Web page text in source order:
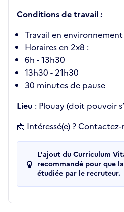
Conditions de travail :
Travail en environnement
Horaires en 2x8 :
6h - 13h30
13h30 - 21h30
30 minutes de pause
Lieu : Plouay (doit pouvoir
📩 Intéressé(e) ?
L'ajout du Curriculum
recommandé pour que
étudiée par le recruteur.